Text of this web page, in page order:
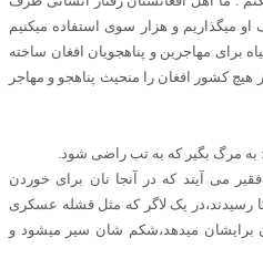
میگذاریم و هزار سوی استفاده میکنیم
مهاجرین و پناهجویان افغان ساخته
کشور افغان را منحیث پناهجو و مهاجر
مرگ بگیر که به تب راضی شود.
می آیند که در آنجا نان برای خوردن
رسیدند،در یک لاگر که مثل قشله عسکری
برایشان میدهد،شکم شان سیر میشود و